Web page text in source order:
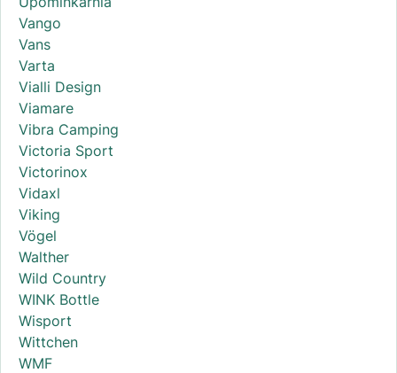
Vango
Vans
Varta
Vialli Design
Viamare
Vibra Camping
Victoria Sport
Victorinox
Vidaxl
Viking
Vögel
Walther
Wild Country
WINK Bottle
Wisport
Wittchen
WMF